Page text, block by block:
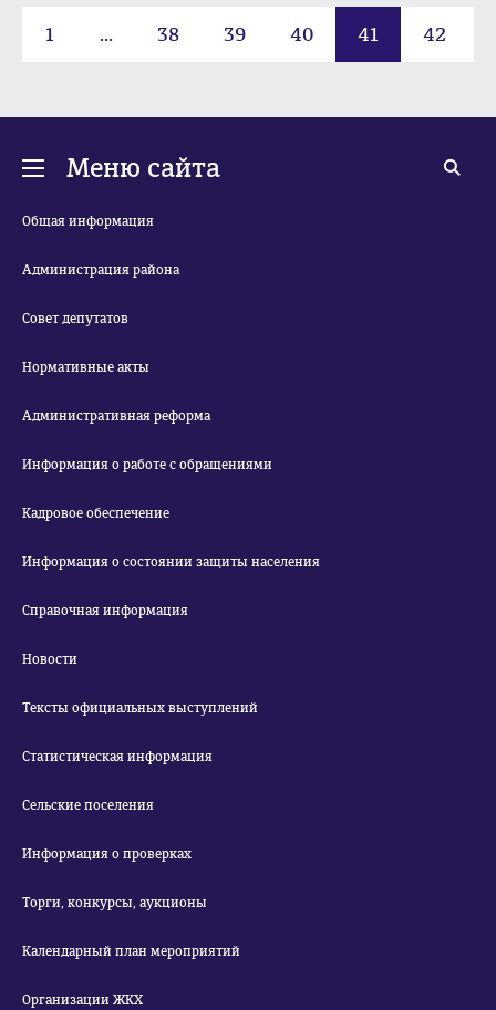
1 ... 38 39 40 41 42
Меню сайта
Общая информация
Администрация района
Совет депутатов
Нормативные акты
Административная реформа
Информация о работе с обращениями
Кадровое обеспечение
Информация о состоянии защиты населения
Справочная информация
Новости
Тексты официальных выступлений
Статистическая информация
Сельские поселения
Информация о проверках
Торги, конкурсы, аукционы
Календарный план мероприятий
Организации ЖКХ